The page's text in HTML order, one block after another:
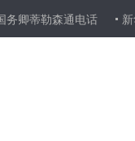
勒森通电话 新华网